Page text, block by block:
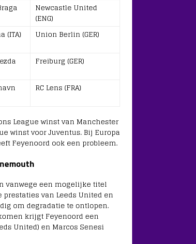
Newcastle United
(ENG)
(ITA) Union Berlin (GER)
Freiburg (GER)
RC Lens (FRA)
League winst van Manchester
winst voor Juventus. Bij Europa
Feyenoord ook een probleem.
vanwege een mogelijke titel
van Leeds United en
om degradatie te ontlopen.
krijgt Feyenoord een
United) en Marcos Senesi